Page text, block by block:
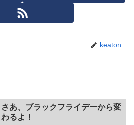
keaton
さあ、ブラックフライデーから変
わるよ！